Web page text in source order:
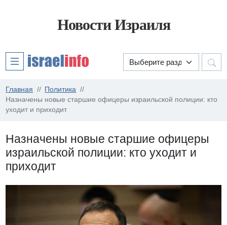
Новости Израиля
Главная
Политика
Назначены новые старшие офицеры израильской полиции: кто
уходит и приходит
Назначены новые старшие офицеры
израильской полиции: кто уходит и
приходит